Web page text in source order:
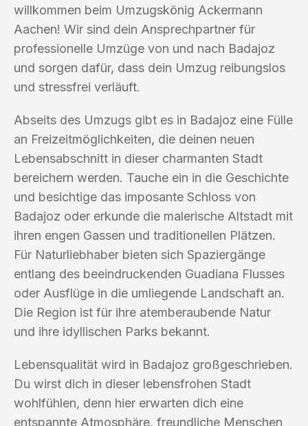
willkommen beim Umzugskönig Ackermann
Aachen! Wir sind dein Ansprechpartner für
professionelle Umzüge von und nach Badajoz
und sorgen dafür, dass dein Umzug reibungslos
und stressfrei verläuft.
Abseits des Umzugs gibt es in Badajoz eine Fülle
an Freizeitmöglichkeiten, die deinen neuen
Lebensabschnitt in dieser charmanten Stadt
bereichern werden. Tauche ein in die Geschichte
und besichtige das imposante Schloss von
Badajoz oder erkunde die malerische Altstadt mit
ihren engen Gassen und traditionellen Plätzen.
Für Naturliebhaber bieten sich Spaziergänge
entlang des beeindruckenden Guadiana Flusses
oder Ausflüge in die umliegende Landschaft an.
Die Region ist für ihre atemberaubende Natur
und ihre idyllischen Parks bekannt.
Lebensqualität wird in Badajoz großgeschrieben.
Du wirst dich in dieser lebensfrohen Stadt
wohlfühlen, denn hier erwarten dich eine
entspannte Atmosphäre, freundliche Menschen